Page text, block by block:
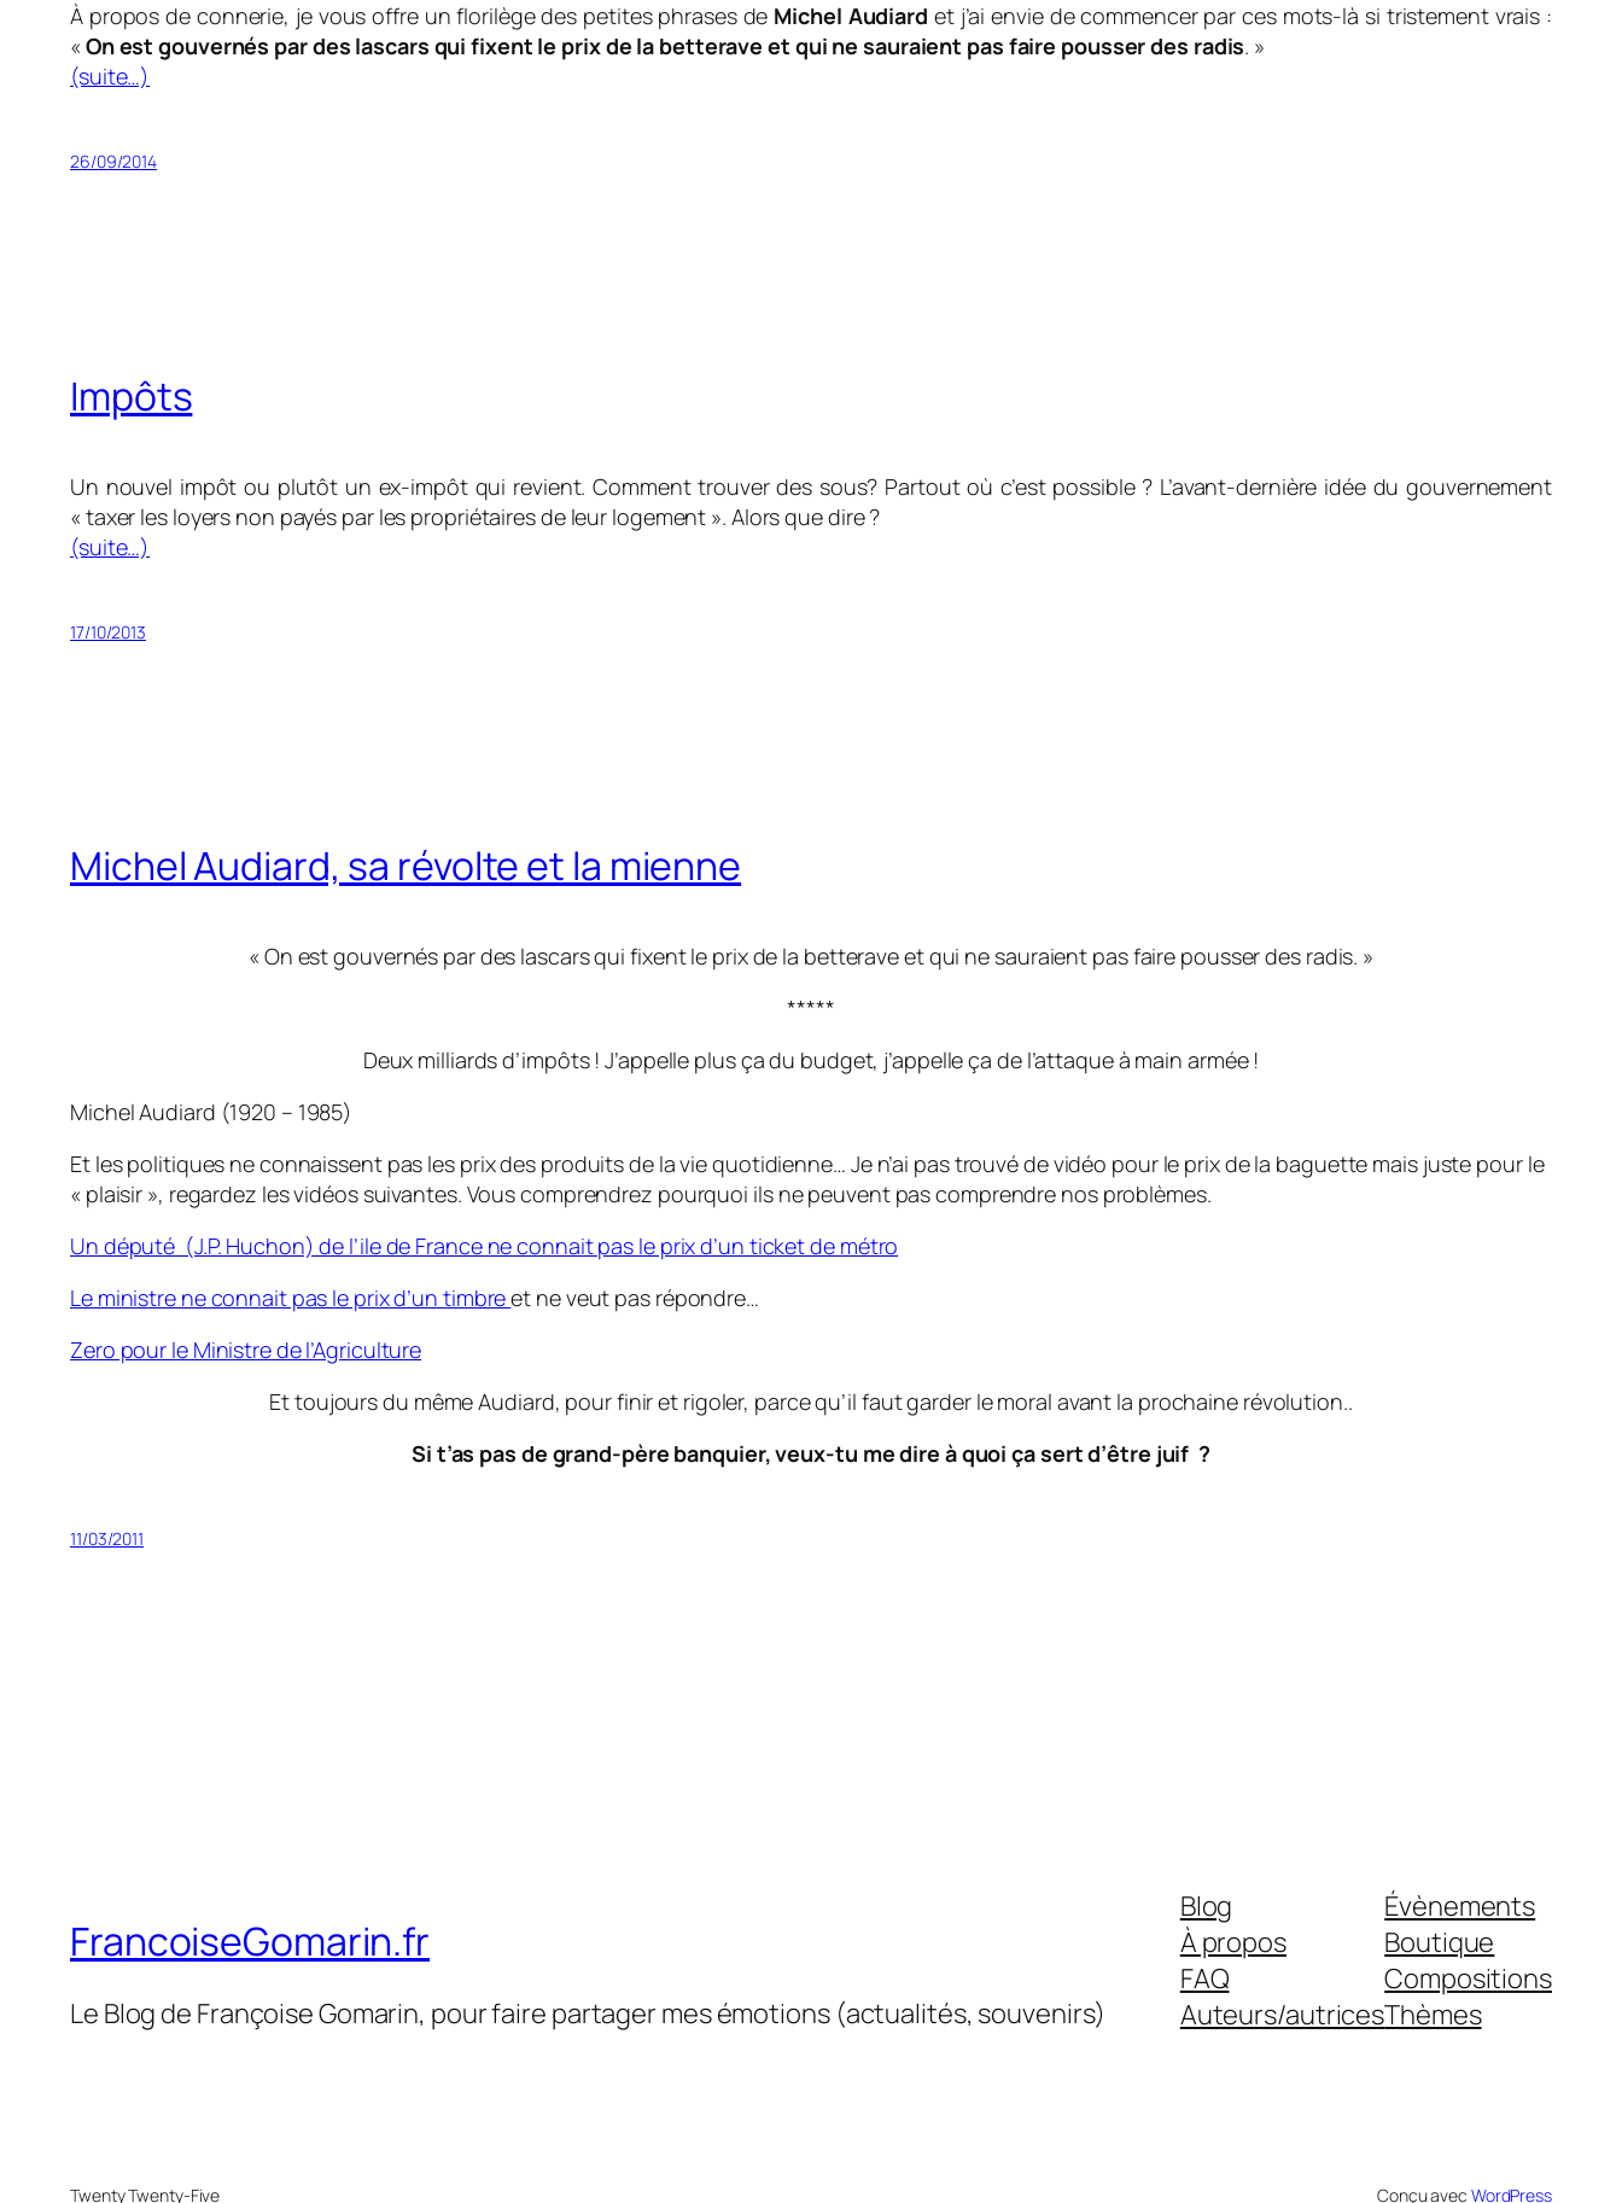
À propos de connerie, je vous offre un florilège des petites phrases de Michel Audiard et j’ai envie de commencer par ces mots-là si tristement vrais :
« On est gouvernés par des lascars qui fixent le prix de la betterave et qui ne sauraient pas faire pousser des radis. »
(suite…)
26/09/2014
Impôts
Un nouvel impôt ou plutôt un ex-impôt qui revient. Comment trouver des sous? Partout où c’est possible ? L’avant-dernière idée du gouvernement
« taxer les loyers non payés par les propriétaires de leur logement ». Alors que dire ?
(suite…)
17/10/2013
Michel Audiard, sa révolte et la mienne
« On est gouvernés par des lascars qui fixent le prix de la betterave et qui ne sauraient pas faire pousser des radis. »
*****
Deux milliards d’impôts ! J’appelle plus ça du budget, j’appelle ça de l’attaque à main armée !
Michel Audiard (1920 – 1985)
Et les politiques ne connaissent pas les prix des produits de la vie quotidienne… Je n’ai pas trouvé de vidéo pour le prix de la baguette mais juste pour le
« plaisir », regardez les vidéos suivantes. Vous comprendrez pourquoi ils ne peuvent pas comprendre nos problèmes.
Un député (J.P. Huchon) de l’ile de France ne connait pas le prix d’un ticket de métro
Le ministre ne connait pas le prix d’un timbreet ne veut pas répondre…
Zero pour le Ministre de l’Agriculture
Et toujours du même Audiard, pour finir et rigoler, parce qu’il faut garder le moral avant la prochaine révolution..
Si t’as pas de grand-père banquier, veux-tu me dire à quoi ça sert d’être juif ?
11/03/2011
FrancoiseGomarin.fr
Le Blog de Françoise Gomarin, pour faire partager mes émotions (actualités, souvenirs)
Blog
À propos
FAQ
Auteurs/autrices
Évènements
Boutique
Compositions
Thèmes
Twenty Twenty-Five Conçu avec WordPress